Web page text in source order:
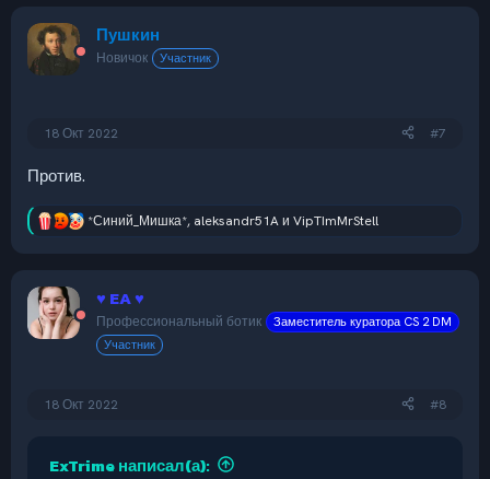
Пушкин
Новичок Участник
18 Окт 2022 #7
Против.
Р
ц
и
и
*Синий_Мишка*, aleksandr51Aи VipTImMrStell
♥ EA ♥
Профессиональный ботик
Заместитель куратора CS 2 DM
Участник
18 Окт 2022 #8
ExTrime написал(а):